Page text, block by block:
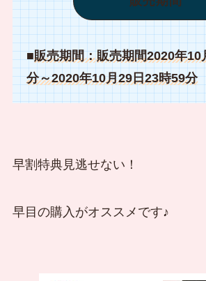
■販売期間：販売期間2020年10
分～2020年10月29日23時59分
早割特典見逃せない！
早目の購入がオススメです♪